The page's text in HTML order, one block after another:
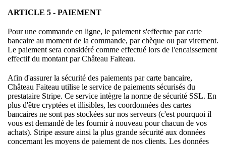
ARTICLE 5 - PAIEMENT
Pour une commande en ligne, le paiement s'effectue par carte
bancaire au moment de la commande, par chèque ou par virement.
Le paiement sera considéré comme effectué lors de l'encaissement
effectif du montant par Château Faiteau.
Afin d'assurer la sécurité des paiements par carte bancaire,
Château Faiteau utilise le service de paiements sécurisés du
prestataire Stripe. Ce service intègre la norme de sécurité SSL. En
plus d'être cryptées et illisibles, les coordonnées des cartes
bancaires ne sont pas stockées sur nos serveurs (c'est pourquoi il
vous est demandé de les fournir à nouveau pour chacun de vos
achats). Stripe assure ainsi la plus grande sécurité aux données
concernant les moyens de paiement de nos clients. Les données